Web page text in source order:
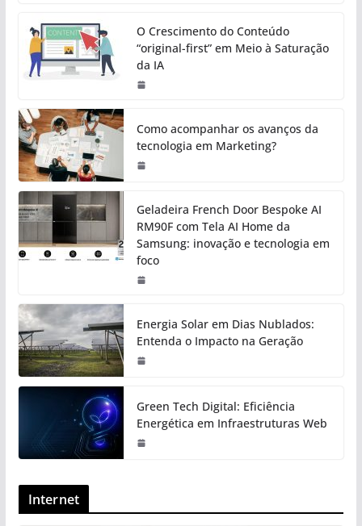
O Crescimento do Conteúdo
“original-first” em Meio à Saturação
da IA
Como acompanhar os avanços da
tecnologia em Marketing?
Geladeira French Door Bespoke AI
RM90F com Tela AI Home da
Samsung: inovação e tecnologia em
foco
Energia Solar em Dias Nublados:
Entenda o Impacto na Geração
Green Tech Digital: Eficiência
Energética em Infraestruturas Web
Internet